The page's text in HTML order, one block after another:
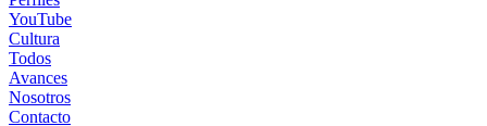
YouTube
Cultura
Todos
Avances
Nosotros
Contacto